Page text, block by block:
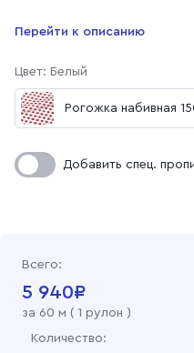
Перейти к описанию
Цвет: Белый
Рогожка набивная
красный
Рогожка набивная
Добавить спец.
Всего:
5 940₽
за 60 м ( 1 рулон )
Количество: